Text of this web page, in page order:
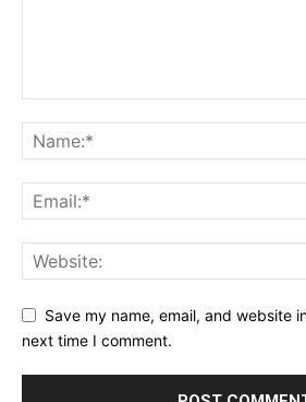
Save my name, email, and website
next time I comment.